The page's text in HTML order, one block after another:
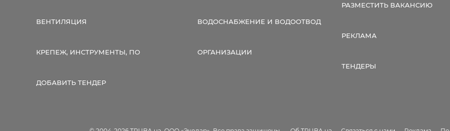
ВЕНТИЛЯЦИЯ ВОДОСНАБЖЕНИЕ И ВОДООТВОД
КРЕПЕЖ, ИНСТРУМЕНТЫ, ПО ОРГАНИЗАЦИИ
ДОБАВИТЬ ТЕНДЕР
РАЗМЕСТИТЬ ВАКАНСИЮ
РЕКЛАМА
ТЕНДЕРЫ